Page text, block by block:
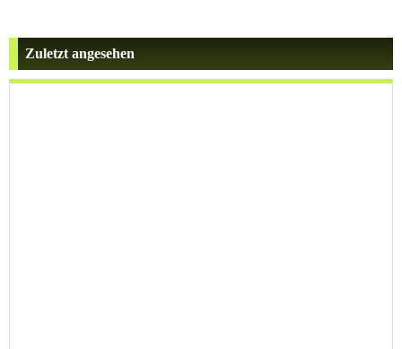
Zuletzt angesehen